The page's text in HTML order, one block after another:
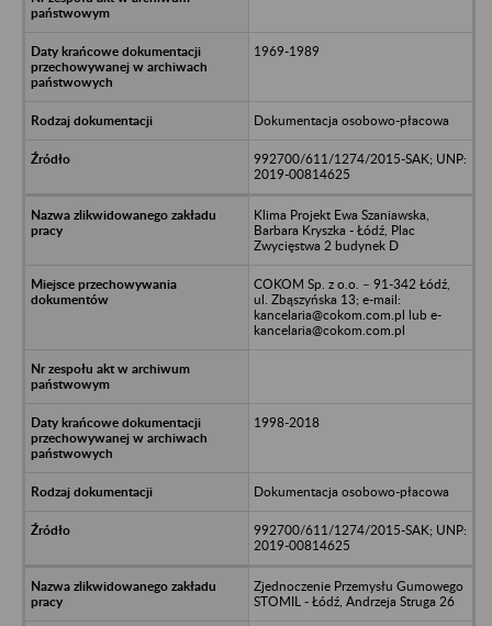
1969-1989
Dokumentacja osobowo-płacowa
992700/611/1274/2015-SAK; UNP:
2019-00814625
Klima Projekt Ewa Szaniawska,
Barbara Kryszka - Łódź, Plac
Zwycięstwa 2 budynek D
COKOM Sp. z o.o. – 91-342 Łódź,
ul. Zbąszyńska 13; e-mail:
kancelaria@cokom.com.pl lub e-
kancelaria@cokom.com.pl
1998-2018
Dokumentacja osobowo-płacowa
992700/611/1274/2015-SAK; UNP:
2019-00814625
Zjednoczenie Przemysłu Gumowego
STOMIL - Łódź, Andrzeja Struga 26